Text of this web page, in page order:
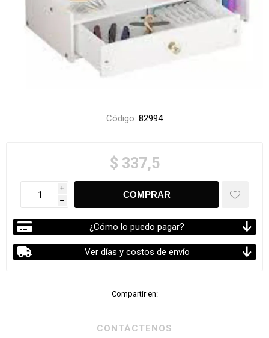
Código: 82994
$ 337,5
i
h
¿Cómo lo puedo pagar?
Ver días y costos de envío
Compartir en:
CONTÁCTENOS